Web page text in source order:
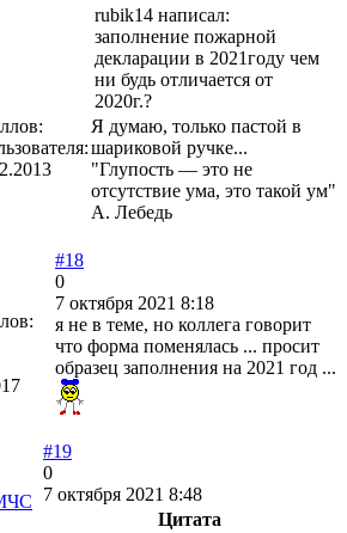
rubik14 написал:
заполнение пожарной
декларации в 2021году чем
ни будь отличается от
2020г.?
Я думаю, только пастой в
шариковой ручке...
"Глупость — это не
отсутствие ума, это такой ум"
А. Лебедь
#18
0
7 октября 2021 8:18
я не в теме, но коллега говорит
что форма поменялась ... просит
образец заполнения на 2021 год ...
#19
0
7 октября 2021 8:48
Цитата